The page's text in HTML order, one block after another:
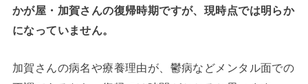
かが屋・加賀さんの復帰時期ですが、現時点では明らか
になっていません。
加賀さんの病名や療養理由が、鬱病などメンタル面での